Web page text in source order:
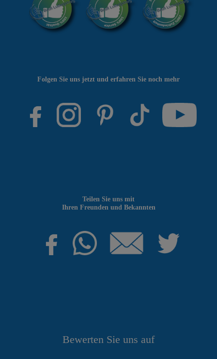
Bewerten Sie uns auf
Teilen Sie uns mit
Ihren Freunden und Bekannten
Folgen Sie uns jetzt und erfahren Sie noch mehr